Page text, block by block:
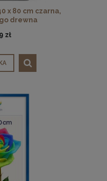
x 80 cm czarna,
drewna
zł